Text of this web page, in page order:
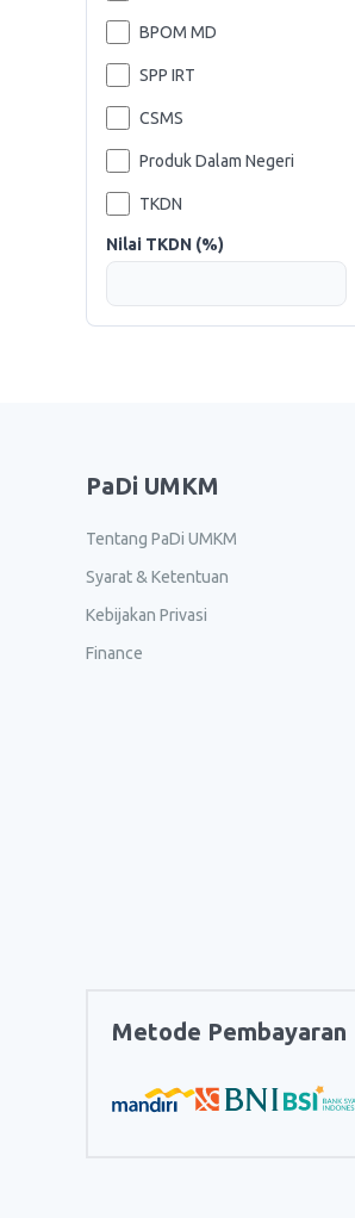
BPOM MD
SPP IRT
CSMS
Produk Dalam Negeri
TKDN
Nilai TKDN (%)
PaDi UMKM
Tentang PaDi UMKM
Syarat & Ketentuan
Kebijakan Privasi
Finance
Metode Pembayaran